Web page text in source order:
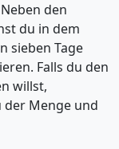
den
du in dem
sieben Tage
Falls du den
willst,
Menge und